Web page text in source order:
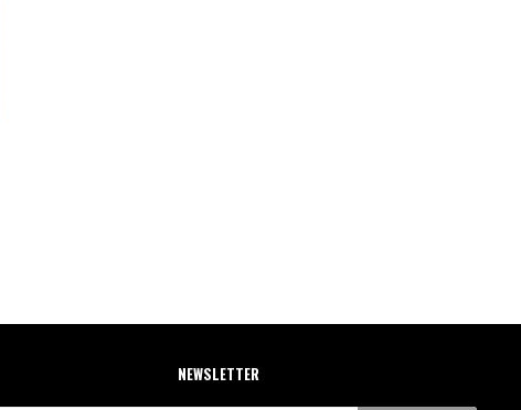
NEWSLETTER